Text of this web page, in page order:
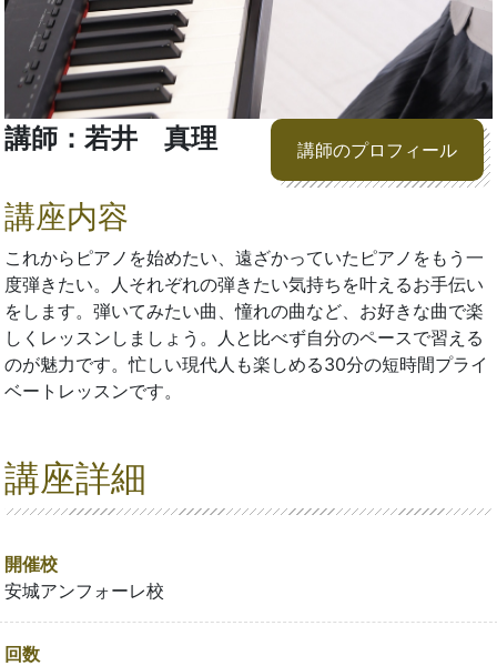
講師：若井 真理 講師のプロフィール
講座内容
これからピアノを始めたい、遠ざかっていたピアノをもう一
度弾きたい。人それぞれの弾きたい気持ちを叶えるお手伝い
をします。弾いてみたい曲、憧れの曲など、お好きな曲で楽
しくレッスンしましょう。人と比べず自分のペースで習える
のが魅力です。忙しい現代人も楽しめる30分の短時間プライ
ベートレッスンです。
講座詳細
開催校
安城アンフォーレ校
回数